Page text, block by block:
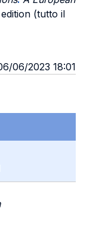
(tutto il
06/2023 18:01